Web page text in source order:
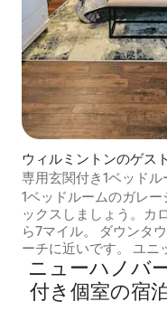
ウィルミントンのゲス
ト
専用玄関付き1ベッドル
ーチまで7分！
1ベッドルームのガレ
ックスしましょう。カ
ら7マイル。 ダウンタウンとライツビルビ
ーチに近いです。 ユニットには冷蔵庫、
電子レンジ、コーヒー
す。 共有のキッチンスペースがあるリビ
ングルームと、キング
ニューハノバ
付き個室の宿